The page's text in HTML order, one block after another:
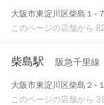
大阪市東淀川区柴島１-
このページの店舗から
柴島駅 阪急千里線
大阪市東淀川区柴島２-
このページの店舗から